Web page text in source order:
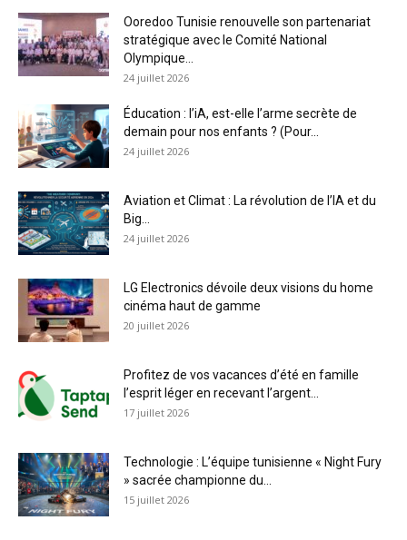
Ooredoo Tunisie renouvelle son partenariat
stratégique avec le Comité National
Olympique...
24 juillet 2026
Éducation : l’iA, est-elle l’arme secrète de
demain pour nos enfants ? (Pour...
24 juillet 2026
Aviation et Climat : La révolution de l’IA et du
Big...
24 juillet 2026
LG Electronics dévoile deux visions du home
cinéma haut de gamme
20 juillet 2026
Profitez de vos vacances d’été en famille
l’esprit léger en recevant l’argent...
17 juillet 2026
Technologie : L’équipe tunisienne « Night Fury
» sacrée championne du...
15 juillet 2026